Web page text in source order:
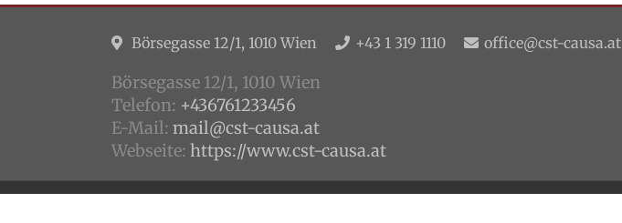
Börsegasse 12/1, 1010 Wien +43 1 319 1110 office@cst-causa.at
Börsegasse 12/1, 1010 Wien
Telefon: +436761233456
E-Mail: mail@cst-causa.at
Webseite: https://www.cst-causa.at